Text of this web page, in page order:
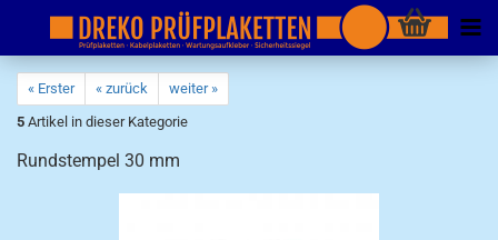
« Erster « zurück
weiter »
5 Artikel in dieser Kategorie
Rundstempel 30 mm